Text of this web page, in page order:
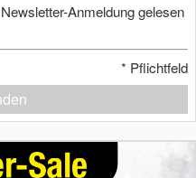
Anmeldung gelesen
* Pflichtfeld